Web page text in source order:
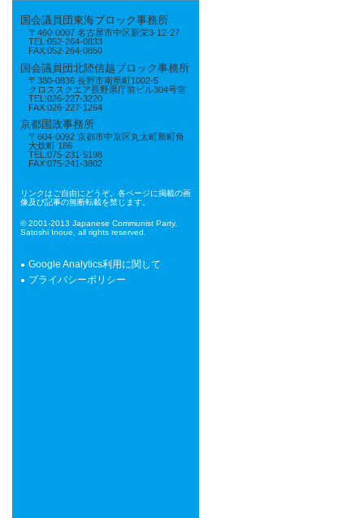
国会議員団東海ブロック事務所
〒460-0007 名古屋市中区新栄3-12-27
TEL:052-264-0833
FAX:052-264-0850
国会議員団北陸信越ブロック事務所
〒380-0836 長野市南県町1002-5
クロススクエア長野県庁前ビル304号室
TEL:026-227-3220
FAX:026-227-1264
京都国政事務所
〒604-0092 京都市中京区丸太町新町角
大炊町 186
TEL:075-231-5198
FAX:075-241-3802
リンクはご自由にどうぞ。各ページに掲載の画
像及び記事の無断転載を禁じます。
© 2001-2013 Japanese Communist Party,
Satoshi Inoue, all rights reserved.
Google Analytics利用に関して
プライバシーポリシー